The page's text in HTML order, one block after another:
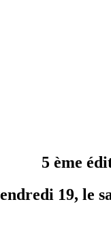
5 ème
19, le